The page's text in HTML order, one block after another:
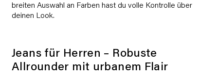
breiten Auswahl an Farben hast du volle Kontrolle über
deinen Look.
Jeans für Herren – Robuste
Allrounder mit urbanem Flair